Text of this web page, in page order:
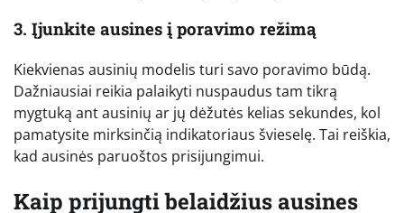
3. Įjunkite ausines į poravimo režimą
Kiekvienas ausinių modelis turi savo poravimo būdą.
Dažniausiai reikia palaikyti nuspaudus tam tikrą
mygtuką ant ausinių ar jų dėžutės kelias sekundes, kol
pamatysite mirksinčią indikatoriaus švieselę. Tai reiškia,
kad ausinės paruoštos prisijungimui.
Kaip prijungti belaidžius ausines